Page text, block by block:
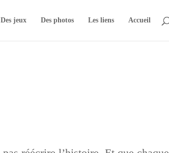
Des jeux Des photos Les liens Accueil